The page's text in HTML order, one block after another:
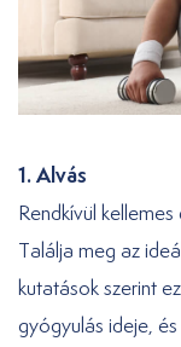
1. Alvás
Rendkívül
Találja meg az
kutatások szerint
gyógyulás ideje,